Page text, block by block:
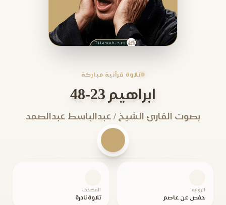
تلاوة قرآنية مباركة
ابراهيم 23-48
بصوت القارئ الشيخ / عبدالباسط عبدالصمد
الرواية
حفص عن عاصم
المصحف
تلاوة نادرة